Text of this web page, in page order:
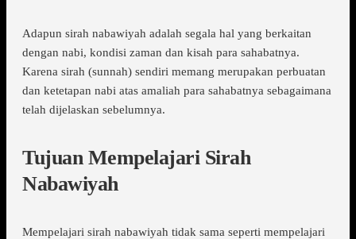
Adapun sirah nabawiyah adalah segala hal yang berkaitan
dengan nabi, kondisi zaman dan kisah para sahabatnya.
Karena sirah (sunnah) sendiri memang merupakan perbuatan
dan ketetapan nabi atas amaliah para sahabatnya sebagaimana
telah dijelaskan sebelumnya.
Tujuan Mempelajari Sirah
Nabawiyah
Mempelajari sirah nabawiyah tidak sama seperti mempelajari